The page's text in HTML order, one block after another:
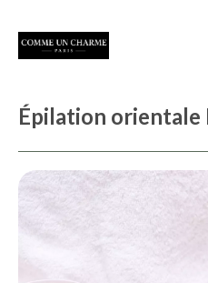
Épilation orientale